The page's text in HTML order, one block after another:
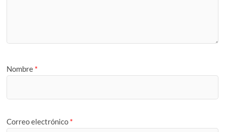
Nombre *
Correo electrónico *